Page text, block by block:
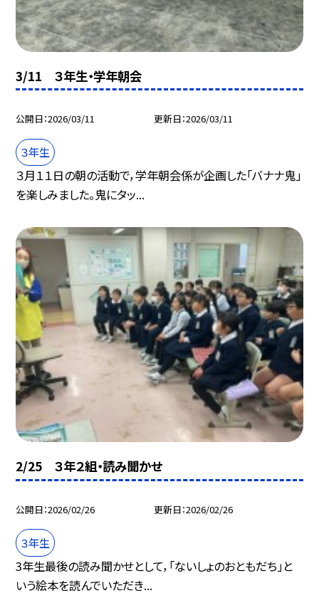
3/11 ３年生・学年朝会
公開日 2026/03/11 更新日 2026/03/11
３年生
３月１１日の朝の活動で，学年朝会係が企画した「バナナ鬼」
を楽しみました。鬼にタッ...
2/25 ３年２組・読み聞かせ
公開日 2026/02/26 更新日 2026/02/26
３年生
3年生最後の読み聞かせとして，「ないしょのおともだち」と
いう絵本を読んでいただき...